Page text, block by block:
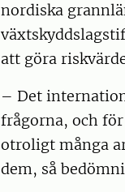
nordiska
att göra
– Det
frågorna, och
otroligt många
dem, så